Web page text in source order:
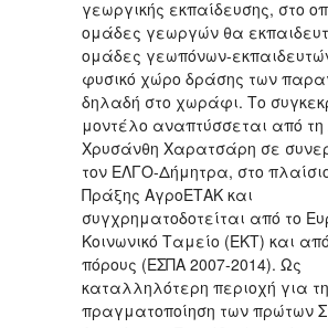
γεωργικής εκπαίδευσης, στο
ομάδες γεωργών θα
ομάδες γεωπόνων-
φυσικό χώρο δράσης των
δηλαδή στο χωράφι. Το
μοντέλο αναπτύσσεται από τη
Χρυσάνθη Χαρατσάρη σε
τον ΕΛΓΟ-Δήμητρα, στο
Πράξης ΑγροΕΤΑΚ και
συγχρηματοδοτείται από το
Κοινωνικό Ταμείο (ΕΚΤ) και
πόρους (ΕΣΠΑ 2007-2014). Ως
καταλληλότερη περιοχή για
πραγματοποίηση των πρώτων